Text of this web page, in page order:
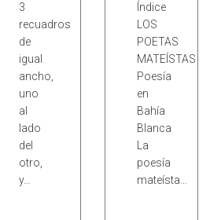
3
recuadros
de
igual
ancho,
uno
al
lado
del
otro,
y…
Índice
LOS
POETAS
MATEÍSTAS
Poesía
en
Bahía
Blanca
La
poesía
mateísta…